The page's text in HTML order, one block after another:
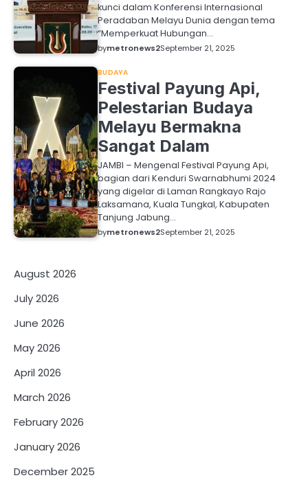
kunci dalam Konferensi Internasional
Peradaban Melayu Dunia dengan tema
“Memperkuat Hubungan…
bymetronews2September 21, 2025
BUDAYA
Festival Payung Api,
Pelestarian Budaya
Melayu Bermakna
Sangat Dalam
JAMBI – Mengenal Festival Payung Api,
bagian dari Kenduri Swarnabhumi 2024
yang digelar di Laman Rangkayo Rajo
Laksamana, Kuala Tungkal, Kabupaten
Tanjung Jabung…
bymetronews2September 21, 2025
August 2026
July 2026
June 2026
May 2026
April 2026
March 2026
February 2026
January 2026
December 2025